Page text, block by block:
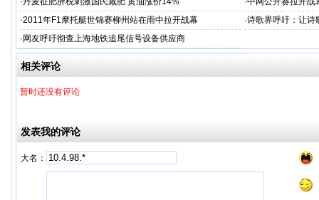
·2011年F1摩托艇世锦赛柳州站在雨中拉开战幕 ·诗歌界呼吁：让诗
· 网友呼吁彻查上海地铁追尾信号设备供应商
相关评论
暂时还没有评论
发表我的评论
大名：